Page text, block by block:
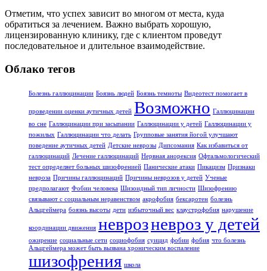
Отметим, что успех зависит во многом от места, куда
обратиться за лечением. Важно выбрать хорошую,
лицензированную клинику, где с клиентом проведут
последовательное и длительное взаимодействие.
Облако тегов
Болезнь галлюцинации Боязнь людей Боязнь темноты Видеотест помогает в
проведении оценки аутичных детей Возможно Галлюцинации
во сне Галлюцинации при засыпании Галлюцинации у детей Галлюцинации у
пожилых Галлюцинации что делать Групповые занятия йогой улучшают
поведение аутичных детей Детские неврозы Дипсомания Как избавиться от
галлюцинаций Лечение галлюцинаций Нервная анорексия Офтальмологический
тест определяет больных шизофренией Панические атаки Пикацизм Признаки
невроза Причины галлюцинаций Причины неврозов у детей Ученые
предполагают Фобии человека Шизоидный тип личности Шизофрению
связывают с социальным неравенством акрофобия бексаротен болезнь
Альцгеймера боязнь высоты дети избыточный вес клаустрофобия нарушение
координации движения неврозневроз у детей
ожирение социальные сети социофобия суицид фобии фобия что болезнь
Альцгеймера может быть вызвана хроническим воспаление
шизофрения школа